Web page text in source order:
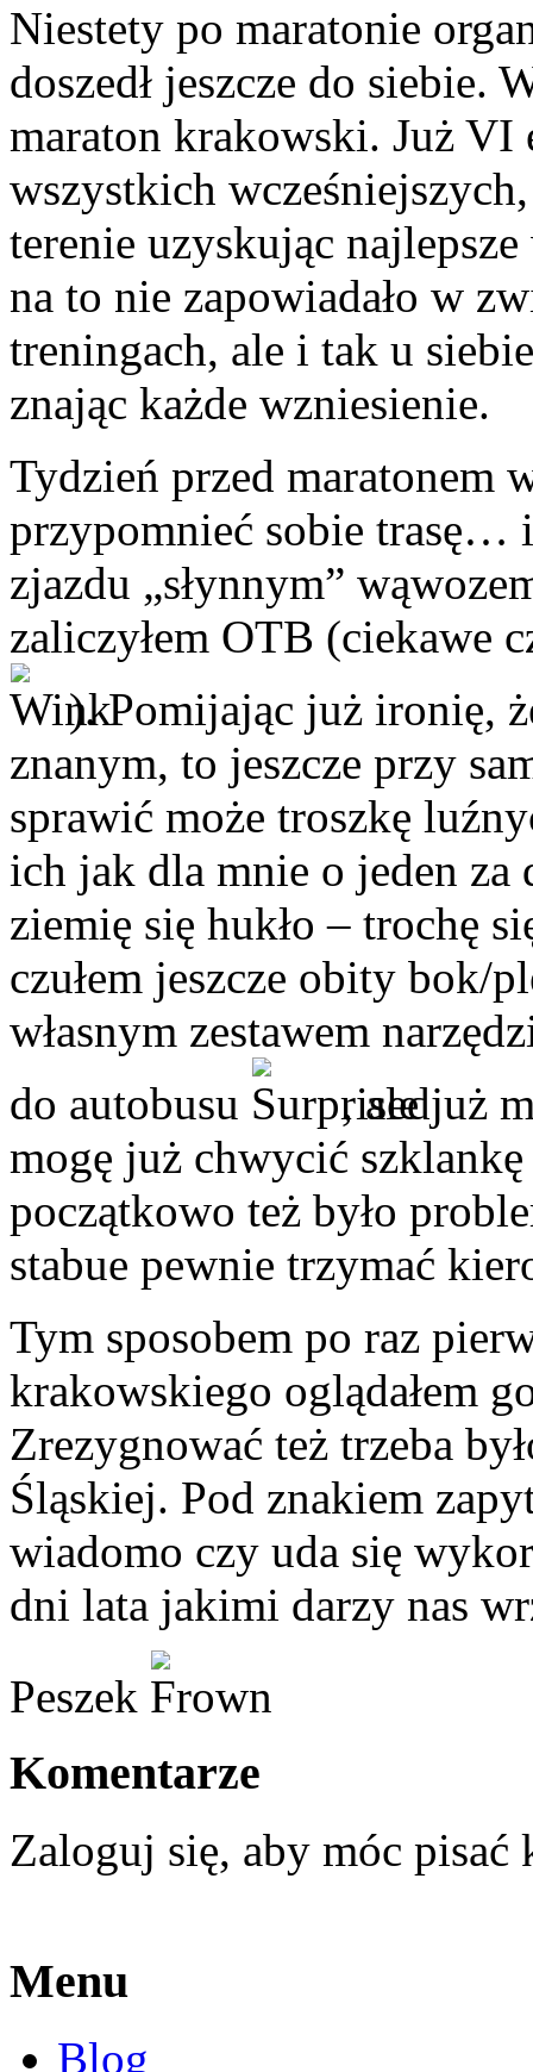
Niestety po maratonie
doszedł jeszcze do siebie.
maraton krakowski. Już VI
wszystkich
terenie uzyskując
na to nie zapowiadało w
treningach, ale i tak u
znając każde wzniesienie.
Tydzień przed maratonem
przypomnieć sobie trasę… i
zjazdu „słynnym”
zaliczyłem OTB (ciekawe
). Pomijając już ironię,
znanym, to jeszcze przy
sprawić może troszkę
ich jak dla mnie o jeden za
ziemię się hukło – trochę
czułem jeszcze obity bok/
własnym zestawem
do autobusu
, ale już
mogę już chwycić
początkowo też było
stabue pewnie trzymać
Tym sposobem po raz
krakowskiego oglądałem
Zrezygnować też trzeba
Śląskiej. Pod znakiem
wiadomo czy uda się
dni lata jakimi darzy nas
Peszek
Komentarze
Zaloguj się, aby móc
Menu
Blog